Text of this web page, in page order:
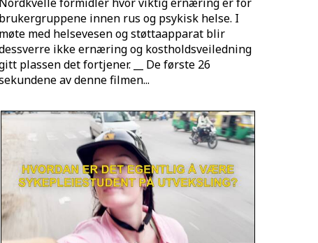
brukergruppene innen rus og psykisk helse. I
møte med helsevesen og støttaapparat blir
ikke ernæring og kostholdsveiledning
plassen det fortjener. __ De første 26
av denne filmen...